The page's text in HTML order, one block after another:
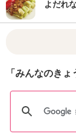
よだれ
「みんなのき